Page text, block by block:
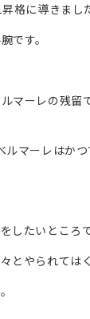
格に導きまし
です。
マーレの残留
マーレはか
したいところで
とやられては